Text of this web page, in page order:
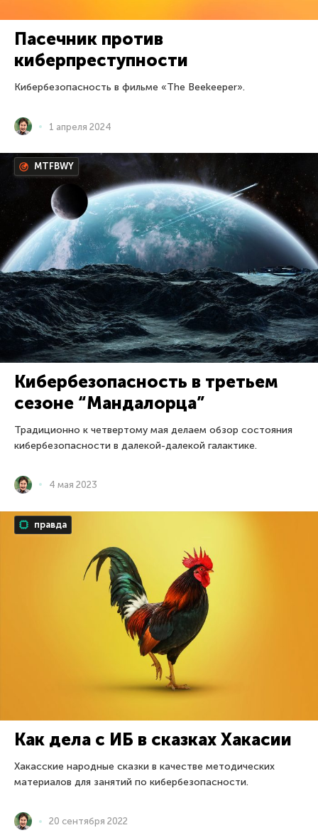
Пасечник против
киберпреступности
Кибербезопасность в фильме «The Beekeeper».
1 апреля 2024
MTFBWY
Кибербезопасность в третьем
сезоне “Мандалорца”
Традиционно к четвертому мая делаем обзор состояния
кибербезопасности в далекой-далекой галактике.
4 мая 2023
правда
Как дела с ИБ в сказках Хакасии
Хакасские народные сказки в качестве методических
материалов для занятий по кибербезопасности.
20 сентября 2022